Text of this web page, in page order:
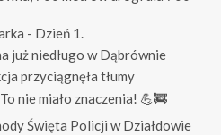
- Dzień 1.
już niedługo w Dąbrównie
przyciągnęła tłumy
nie miało znaczenia! 💪🚒
Święta Policji w Działdowie